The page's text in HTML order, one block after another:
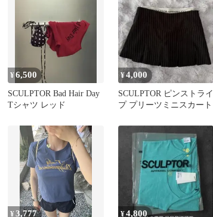
¥6,500
SCULPTOR Bad Hair Day
Tシャツ レッド
¥4,000
SCULPTOR ピンストライ
プ プリーツミニスカート
¥3,777 ¥4,800